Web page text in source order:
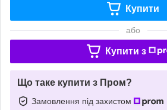
Купити
або
Купити з
Що таке купити з Пром?
Замовлення під захистом